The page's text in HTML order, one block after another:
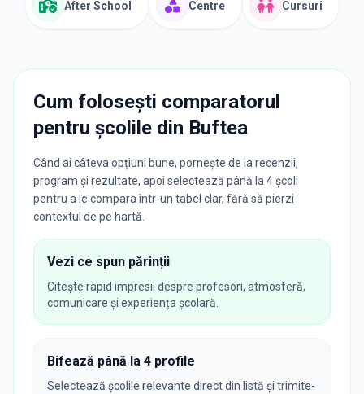
After School Centre Cursuri
Cum folosești comparatorul
pentru școlile din Buftea
Când ai câteva opțiuni bune, pornește de la recenzii,
program și rezultate, apoi selectează până la 4 școli
pentru a le compara într-un tabel clar, fără să pierzi
contextul de pe hartă.
Vezi ce spun părinții
Citește rapid impresii despre profesori, atmosferă,
comunicare și experiența școlară.
Bifează până la 4 profile
Selectează școlile relevante direct din listă și trimite-